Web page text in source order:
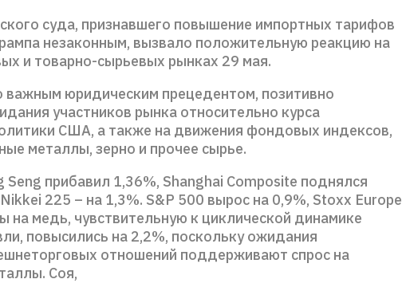
суда, признавшего повышение импортных тарифов
незаконным, вызвало положительную реакцию на
и товарно-сырьевых рынках 29 мая.
важным юридическим прецедентом, позитивно
участников рынка относительно курса
США, а также на движения фондовых индексов,
металлы, зерно и прочее сырье.
прибавил 1,36%, Shanghai Composite поднялся
225 – на 1,3%. S&P 500 вырос на 0,9%, Stoxx Europe
на медь, чувствительную к циклической динамике
повысились на 2,2%, поскольку ожидания
отношений поддерживают спрос на
Соя,